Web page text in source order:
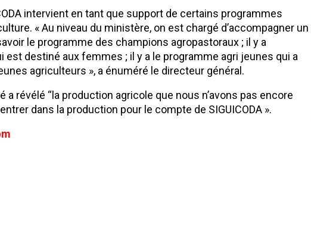
intervient en tant que support de certains programmes
« Au niveau du ministère, on est chargé d’accompagner un
le programme des champions agropastoraux ; il y a
est destiné aux femmes ; il y a le programme agri jeunes qui a
agriculteurs », a énuméré le directeur général.
révélé ‘‘la production agricole que nous n’avons pas encore
dans la production pour le compte de SIGUICODA ».